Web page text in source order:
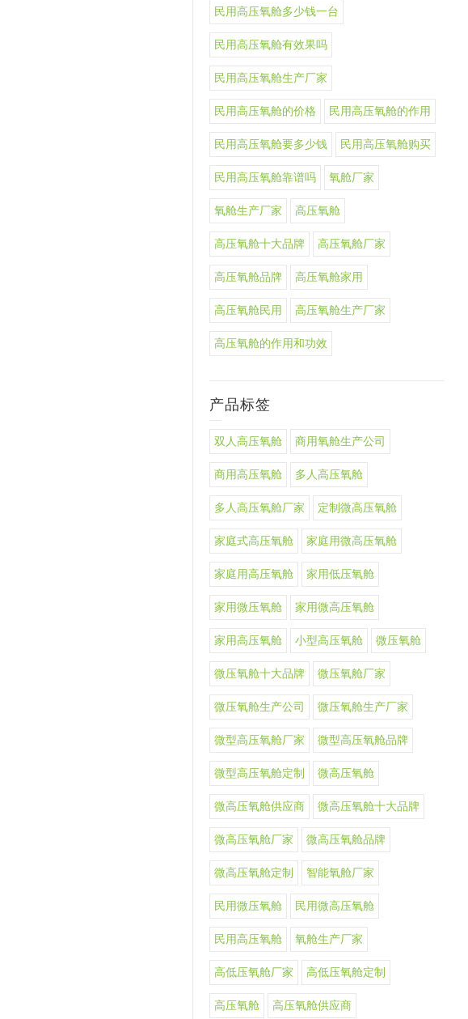
民用高压氧舱多少钱一台
民用高压氧舱有效果吗
民用高压氧舱生产厂家
民用高压氧舱的价格 民用高压氧舱的作用
民用高压氧舱要多少钱 民用高压氧舱购买
民用高压氧舱靠谱吗 氧舱厂家
氧舱生产厂家 高压氧舱
高压氧舱十大品牌 高压氧舱厂家
高压氧舱品牌 高压氧舱家用
高压氧舱民用 高压氧舱生产厂家
高压氧舱的作用和功效
产品标签
双人高压氧舱 商用氧舱生产公司
商用高压氧舱 多人高压氧舱
多人高压氧舱厂家 定制微高压氧舱
家庭式高压氧舱 家庭用微高压氧舱
家庭用高压氧舱 家用低压氧舱
家用微压氧舱 家用微高压氧舱
家用高压氧舱 小型高压氧舱 微压氧舱
微压氧舱十大品牌 微压氧舱厂家
微压氧舱生产公司 微压氧舱生产厂家
微型高压氧舱厂家 微型高压氧舱品牌
微型高压氧舱定制 微高压氧舱
微高压氧舱供应商 微高压氧舱十大品牌
微高压氧舱厂家 微高压氧舱品牌
微高压氧舱定制 智能氧舱厂家
民用微压氧舱 民用微高压氧舱
民用高压氧舱 氧舱生产厂家
高低压氧舱厂家 高低压氧舱定制
高压氧舱 高压氧舱供应商